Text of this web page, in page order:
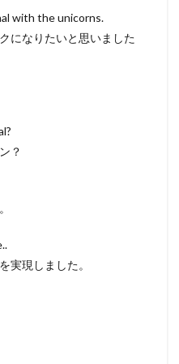
with the unicorns.
になりたいと思いました
？
実現しました。